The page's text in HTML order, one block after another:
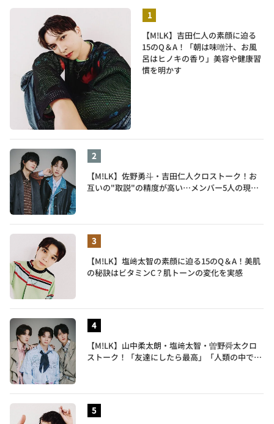
【M!LK】吉田仁人の素顔に迫る
15のQ＆A！「朝は味噌汁、お風
呂はヒノキの香り」美容や健康習
慣を明かす
【M!LK】佐野勇斗・吉田仁人クロストーク！お
互いの"取説"の精度が高い…メンバー5人の現在
【M!LK】塩﨑太智の素顔に迫る15のQ＆A！美肌
の秘訣はビタミンC？肌トーンの変化を実感
【M!LK】山中柔太朗・塩﨑太智・曽野舜太クロ
ストーク！「友達にしたら最高」「人類の中で桁